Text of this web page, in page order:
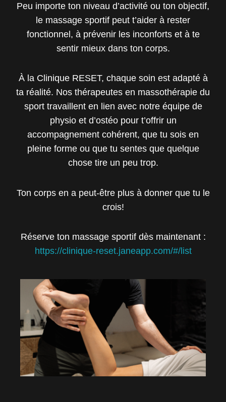
Peu importe ton niveau d’activité ou ton objectif,
le massage sportif peut t’aider à rester
fonctionnel, à prévenir les inconforts et à te
sentir mieux dans ton corps.
À la Clinique RESET, chaque soin est adapté à
ta réalité. Nos thérapeutes en massothérapie du
sport travaillent en lien avec notre équipe de
physio et d’ostéo pour t’offrir un
accompagnement cohérent, que tu sois en
pleine forme ou que tu sentes que quelque
chose tire un peu trop.
Ton corps en a peut-être plus à donner que tu le
crois!
Réserve ton massage sportif dès maintenant :
https://clinique-reset.janeapp.com/#/list